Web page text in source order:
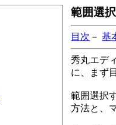
範囲選
目次 －基
秀丸エデ
に、まず
範囲選択
方法と、